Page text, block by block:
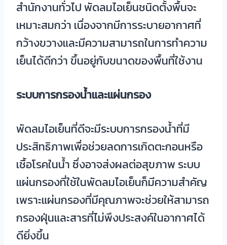
สำนักงานทั่วไป พัดลมไอเย็นชนิดตั้งพื้นจะ
เหมาะสมกว่า เนื่องจากมีการระบายอากาศที่
กว้างขวางและมีความสามารถในการทำความ
เย็นได้ดีกว่า ขึ้นอยู่กับขนาดของพื้นที่ใช้งาน
ระบบการกรองน้ำและแผ่นกรอง
พัดลมไอเย็นที่ดีจะมีระบบการกรองน้ำที่มี
ประสิทธิภาพเพื่อช่วยลดการเกิดตะกอนหรือ
เชื้อโรคในน้ำ ซึ่งอาจส่งผลต่อสุขภาพ ระบบ
แผ่นกรองที่ใช้ในพัดลมไอเย็นก็มีความสำคัญ
เพราะแผ่นกรองที่มีคุณภาพจะช่วยให้สามารถ
กรองฝุ่นและสารที่ไม่พึงประสงค์ในอากาศได้
ดียิ่งขึ้น